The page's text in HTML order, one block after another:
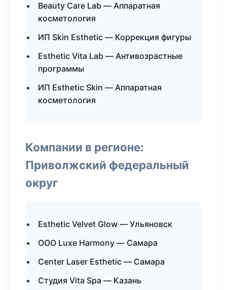
Beauty Care Lab — Аппаратная
косметология
ИП Skin Esthetic — Коррекция фигуры
Esthetic Vita Lab — Антивозрастные
программы
ИП Esthetic Skin — Аппаратная
косметология
Компании в регионе:
Приволжский федеральный
округ
Esthetic Velvet Glow — Ульяновск
ООО Luxe Harmony — Самара
Center Laser Esthetic — Самара
Студия Vita Spa — Казань